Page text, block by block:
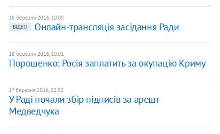
18 березня 2016, 10:09
ВІДЕО
Онлайн-трансляція засідання Ради
18 березня 2016, 10:01
Порошенко: Росія заплатить за окупацію Криму
17 березня 2016, 22:52
У Раді почали збір підписів за арешт
Медведчука